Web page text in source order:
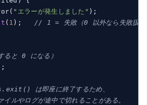
"エラーが発生しました" );
( 1 ); // 1 = 失敗（0 以外なら失敗扱い
と 0 になる）
は即座に終了するため、
ルやログが途中で切れることがある。